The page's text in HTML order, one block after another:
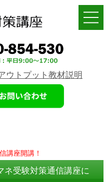
ウトプット教材説明
講座開講！
ネ受験対策通信講座に